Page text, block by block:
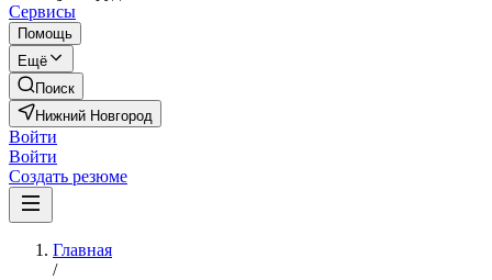
Сервисы
Помощь
Ещё
Поиск
Нижний Новгород
Войти
Войти
Создать резюме
Главная
/